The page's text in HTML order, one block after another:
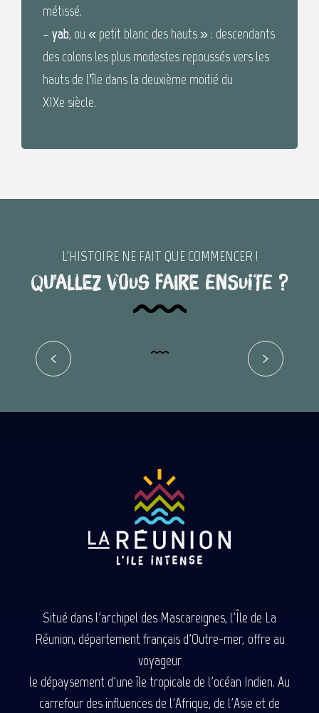
métissé.
– yab, ou « petit blanc des hauts » : descendants
des colons les plus modestes repoussés vers les
hauts de l’île dans la deuxième moitié du
XIXe siècle.
L'HISTOIRE NE FAIT QUE COMMENCER !
Qu'allez vous faire ensuite ?
Situé dans l'archipel des Mascareignes, l'Île de La
Réunion, département français d'Outre-mer, offre au
voyageur
le dépaysement d'une île tropicale de l'océan Indien. Au
carrefour des influences de l'Afrique, de l'Asie et de